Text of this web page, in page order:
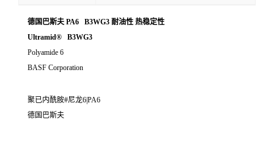
德国巴斯夫 PA6 B3WG3 耐油性 热稳定性
Ultramid® B3WG3
Polyamide 6
BASF Corporation
聚已内酰胺#尼龙6|PA6
德国巴斯夫